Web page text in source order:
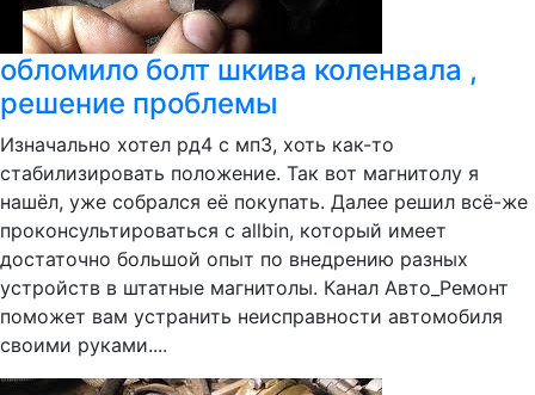
обломило болт шкива коленвала ,
решение проблемы
Изначально хотел рд4 с мп3, хоть как-то
стабилизировать положение. Так вот магнитолу я
нашёл, уже собрался её покупать. Далее решил всё-же
проконсультироваться с allbin, который имеет
достаточно большой опыт по внедрению разных
устройств в штатные магнитолы. Канал Авто_Ремонт
поможет вам устранить неисправности автомобиля
своими руками....